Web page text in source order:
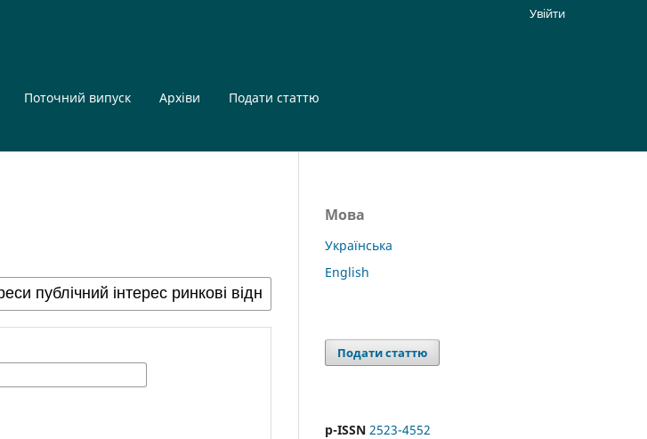
Поточний випуск Архіви Подати статтю
Увійти
Мова
Українська
English
Подати статтю
p-ISSN 2523-4552